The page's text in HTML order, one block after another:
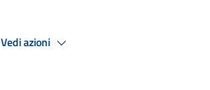
Vedi azioni